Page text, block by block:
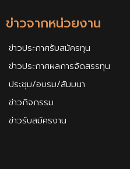
ข่าวจากหน่วยงาน
ข่าวประกาศรับสมัครทุน
ข่าวประกาศผลการจัดสรรทุน
ประชุม/อบรม/สัมมนา
ข่าวกิจกรรม
ข่าวรับสมัครงาน